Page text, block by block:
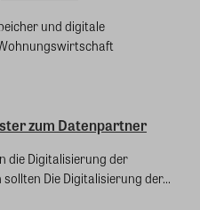
und digitale
zum Datenpartner
die Digitalisierung der
Die Digitalisierung der...